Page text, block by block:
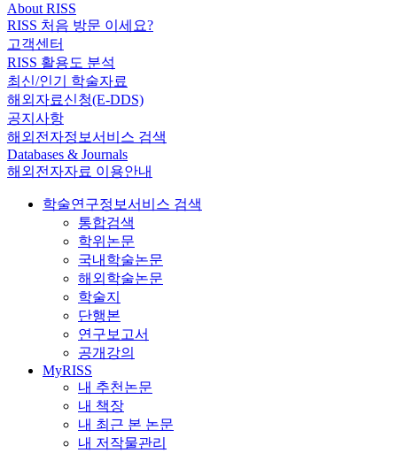
About RISS
RISS 처음 방문 이세요?
고객센터
RISS 활용도 분석
최신/인기 학술자료
해외자료신청(E-DDS)
공지사항
해외전자정보서비스 검색
Databases & Journals
해외전자자료 이용안내
학술연구정보서비스 검색
통합검색
학위논문
국내학술논문
해외학술논문
학술지
단행본
연구보고서
공개강의
MyRISS
내 추천논문
내 책장
내 최근 본 논문
내 저작물관리